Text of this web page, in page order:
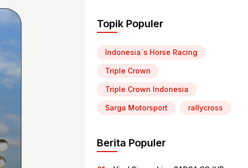
Topik Populer
Indonesia`s Horse Racing
Triple Crown
Triple Crown Indonesia
Sarga Motorsport rallycross
Berita Populer